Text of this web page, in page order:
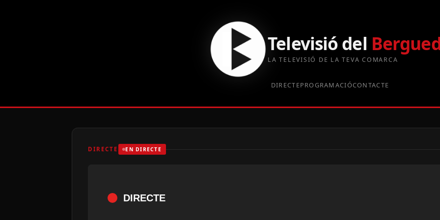
Televisió del
LA TELEVISIÓ DE LA TEVA COMARCA
DIRECTEPROGRAMACIÓCONTACTE
DIRECTE EN DIRECTE
DIRECTE